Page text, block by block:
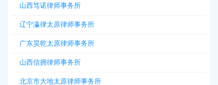
山西笃诺律师事务所
辽宁瀛律太原律师事务所
广东昊乾太原律师事务所
山西信拥律师事务所
北京市大地太原律师事务所